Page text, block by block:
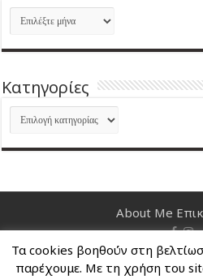
Ιστορικό
Kατηγορίες
Kατηγορίες
About Me
Nancy's Blog © Copyright
Τα cookies βοηθούν στη
παρέχουμε. Με τη χρήση του